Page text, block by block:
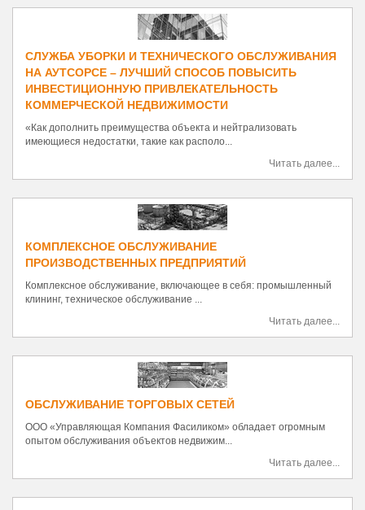
СЛУЖБА УБОРКИ И ТЕХНИЧЕСКОГО ОБСЛУЖИВАНИЯ
НА АУТСОРСЕ – ЛУЧШИЙ СПОСОБ ПОВЫСИТЬ
ИНВЕСТИЦИОННУЮ ПРИВЛЕКАТЕЛЬНОСТЬ
КОММЕРЧЕСКОЙ НЕДВИЖИМОСТИ
«Как дополнить преимущества объекта и нейтрализовать
имеющиеся недостатки, такие как располо...
Читать далее...
КОМПЛЕКСНОЕ ОБСЛУЖИВАНИЕ
ПРОИЗВОДСТВЕННЫХ ПРЕДПРИЯТИЙ
Комплексное обслуживание, включающее в себя: промышленный
клининг, техническое обслуживание ...
Читать далее...
ОБСЛУЖИВАНИЕ ТОРГОВЫХ СЕТЕЙ
ООО «Управляющая Компания Фасиликом» обладает огромным
опытом обслуживания объектов недвижим...
Читать далее...